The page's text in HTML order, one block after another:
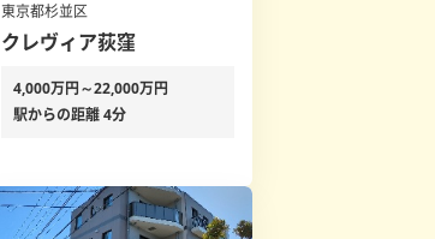
東京都杉並区
クレヴィア荻窪
4,000万円～22,000万円
駅からの距離 4分